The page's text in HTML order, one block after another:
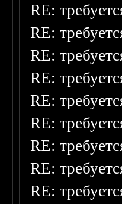
RE:
RE:
RE:
RE:
RE:
RE:
RE:
RE:
RE: